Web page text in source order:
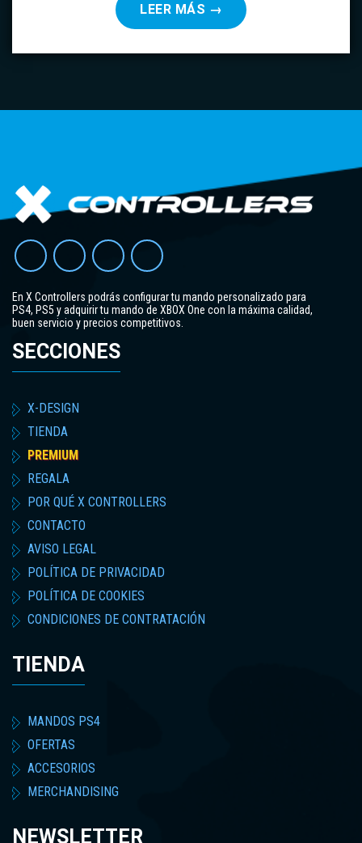
LEER MÁS →
En X Controllers podrás configurar tu mando personalizado para
PS4, PS5 y adquirir tu mando de XBOX One con la máxima calidad,
buen servicio y precios competitivos.
SECCIONES
X-DESIGN
TIENDA
PREMIUM
REGALA
POR QUÉ X CONTROLLERS
CONTACTO
AVISO LEGAL
POLÍTICA DE PRIVACIDAD
POLÍTICA DE COOKIES
CONDICIONES DE CONTRATACIÓN
TIENDA
MANDOS PS4
OFERTAS
ACCESORIOS
MERCHANDISING
NEWSLETTER